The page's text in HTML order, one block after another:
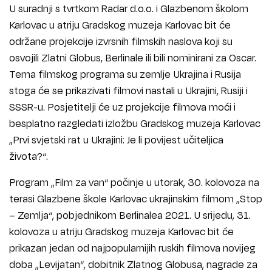
U suradnji s tvrtkom Radar d.o.o. i Glazbenom školom
Karlovac u atriju Gradskog muzeja Karlovac bit će
održane projekcije izvrsnih filmskih naslova koji su
osvojili Zlatni Globus, Berlinale ili bili nominirani za Oscar.
Tema filmskog programa su zemlje Ukrajina i Rusija
stoga će se prikazivati filmovi nastali u Ukrajini, Rusiji i
SSSR-u. Posjetitelji će uz projekcije filmova moći i
besplatno razgledati izložbu Gradskog muzeja Karlovac
„Prvi svjetski rat u Ukrajini: Je li povijest učiteljica
života?“.
Program „Film za van“ počinje u utorak, 30. kolovoza na
terasi Glazbene škole Karlovac ukrajinskim filmom „Stop
– Zemlja“, pobjednikom Berlinalea 2021. U srijedu, 31.
kolovoza u atriju Gradskog muzeja Karlovac bit će
prikazan jedan od najpopularnijih ruskih filmova novijeg
doba „Levijatan“, dobitnik Zlatnog Globusa, nagrade za